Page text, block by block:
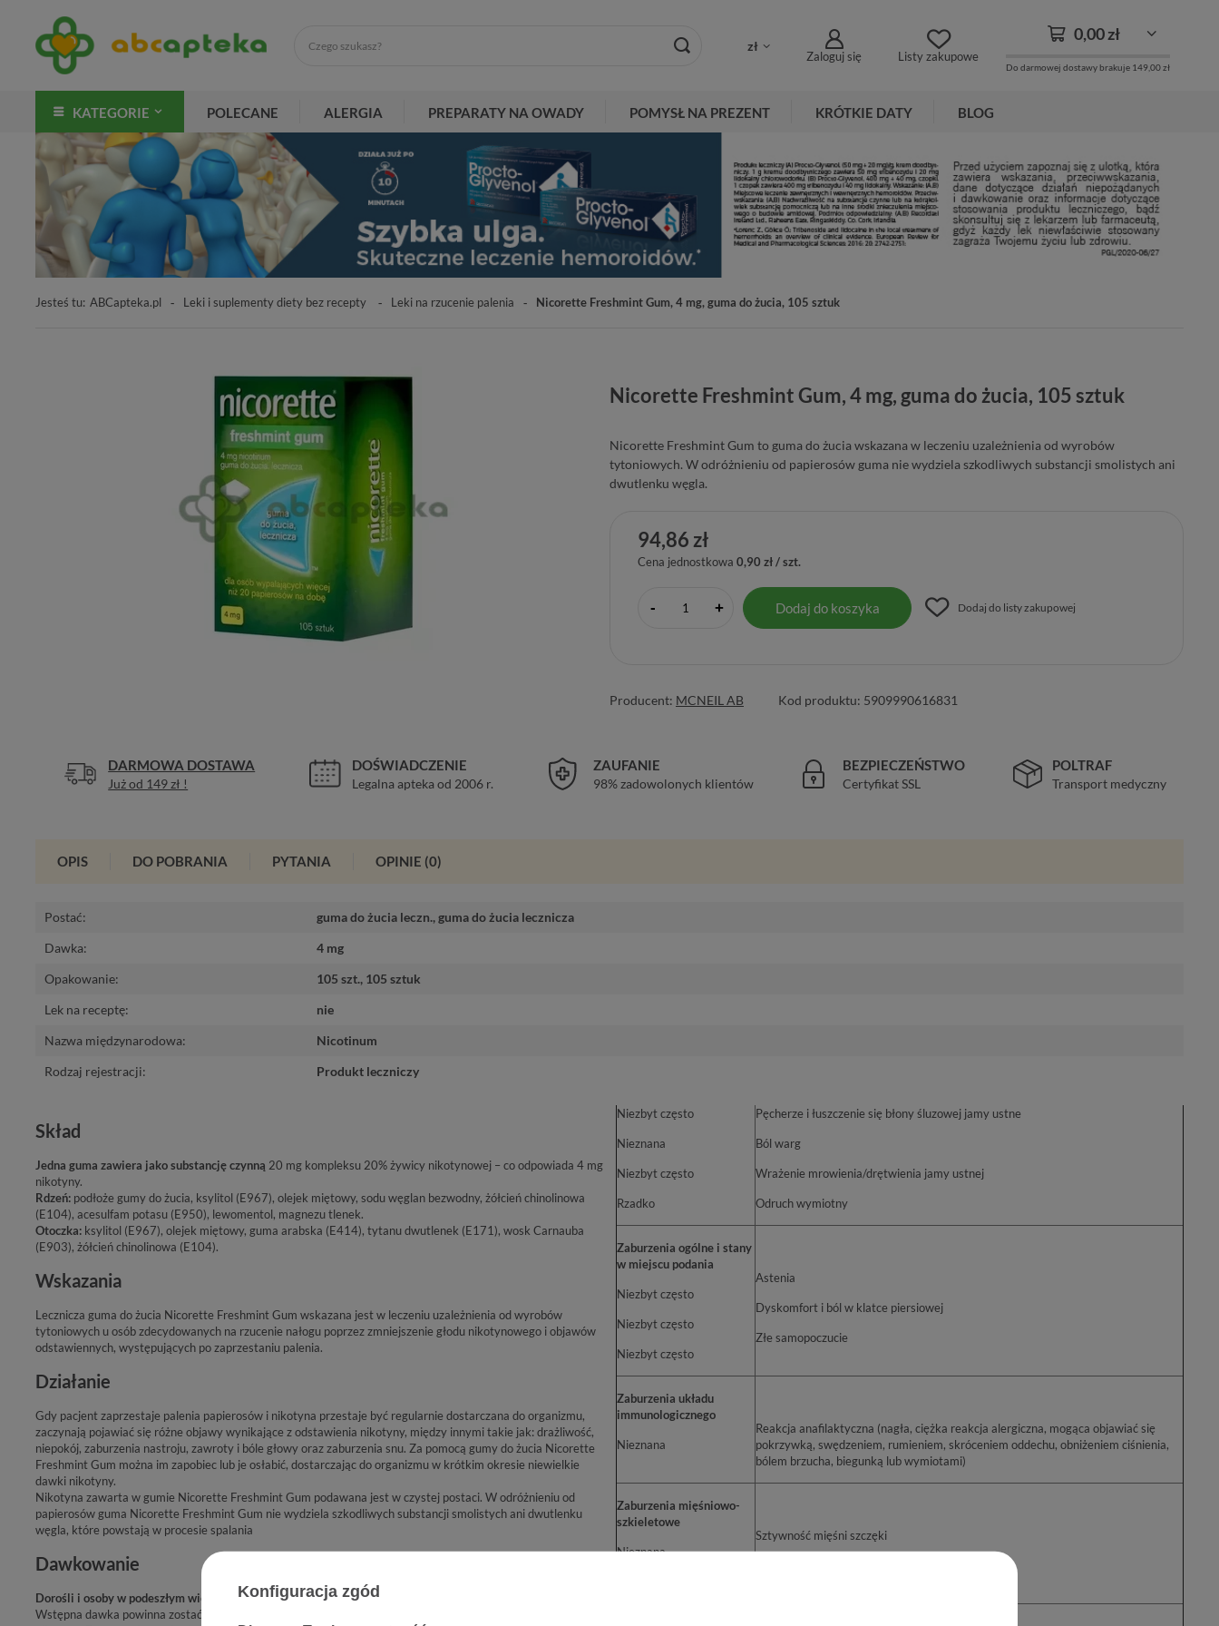
zł
Zaloguj się Listy zakupowe
0,00 zł
Do darmowej dostawy brakuje 149,00 zł
KATEGORIE POLECANE ALERGIA PREPARATY NA OWADY POMYSŁ NA PREZENT KRÓTKIE DATY BLOG
Jesteś tu: ABCapteka.pl Leki i suplementy diety bez recepty Leki na rzucenie palenia Nicorette Freshmint Gum, 4 mg, guma do żucia, 105 sztuk
Nicorette Freshmint Gum, 4 mg, guma do żucia, 105 sztuk
Nicorette Freshmint Gum to guma do żucia wskazana w leczeniu uzależnienia od wyrobów
tytoniowych. W odróżnieniu od papierosów guma nie wydziela szkodliwych substancji smolistych ani
dwutlenku węgla.
94,86 zł
Cena jednostkowa 0,90 zł / szt.
- + Dodaj do koszyka Dodaj do listy zakupowej
Producent: MCNEIL AB Kod produktu: 5909990616831
DARMOWA DOSTAWA
Już od 149 zł !
DOŚWIADCZENIE
Legalna apteka od 2006 r.
ZAUFANIE
98% zadowolonych klientów
BEZPIECZEŃSTWO
Certyfikat SSL
POLTRAF
Transport medyczny
OPIS DO POBRANIA PYTANIA OPINIE (0)
Postać: guma do żucia leczn.,guma do żucia lecznicza
Dawka:
4 mg
Opakowanie: 105 szt., 105 sztuk
Lek na receptę:
nie
Nazwa międzynarodowa:
Nicotinum
Rodzaj rejestracji: Produkt leczniczy
Skład
Jedna guma zawiera jako substancję czynną 20 mg kompleksu 20% żywicy nikotynowej – co odpowiada 4 mg
nikotyny.
Rdzeń: podłoże gumy do żucia, ksylitol (E967), olejek miętowy, sodu węglan bezwodny, żółcień chinolinowa
(E104), acesulfam potasu (E950), lewomentol, magnezu tlenek.
Otoczka: ksylitol (E967), olejek miętowy, guma arabska (E414), tytanu dwutlenek (E171), wosk Carnauba
(E903), żółcień chinolinowa (E104).
Wskazania
Lecznicza guma do żucia Nicorette Freshmint Gum wskazana jest w leczeniu uzależnienia od wyrobów
tytoniowych u osób zdecydowanych na rzucenie nałogu poprzez zmniejszenie głodu nikotynowego i objawów
odstawiennych, występujących po zaprzestaniu palenia.
Działanie
Gdy pacjent zaprzestaje palenia papierosów i nikotyna przestaje być regularnie dostarczana do organizmu,
zaczynają pojawiać się różne objawy wynikające z odstawienia nikotyny, między innymi takie jak: drażliwość,
niepokój, zaburzenia nastroju, zawroty i bóle głowy oraz zaburzenia snu. Za pomocą gumy do żucia Nicorette
Freshmint Gum można im zapobiec lub je osłabić, dostarczając do organizmu w krótkim okresie niewielkie
dawki nikotyny.
Nikotyna zawarta w gumie Nicorette Freshmint Gum podawana jest w czystej postaci. W odróżnieniu od
papierosów guma Nicorette Freshmint Gum nie wydziela szkodliwych substancji smolistych ani dwutlenku
węgla, które powstają w procesie spalania
Dawkowanie
Dorośli i osoby w podeszłym wieku
Wstępna dawka powinna zostać ustalona indywidualnie w zależności od stopnia uzależnienia pacjenta od
Niezbyt często
Nieznana
Niezbyt często
Rzadko
Pęcherze i łuszczenie się błony śluzowej jamy ustne
Ból warg
Wrażenie mrowienia/drętwienia jamy ustnej
Odruch wymiotny
Zaburzenia ogólne i stany
w miejscu podania
Niezbyt często
Niezbyt często
Niezbyt często
Astenia
Dyskomfort i ból w klatce piersiowej
Złe samopoczucie
Zaburzenia układu
immunologicznego
Nieznana
Reakcja anafilaktyczna (nagła, ciężka reakcja alergiczna, mogąca objawiać się
pokrzywką, swędzeniem, rumieniem, skróceniem oddechu, obniżeniem ciśnienia,
bólem brzucha, biegunką lub wymiotami)
Zaburzenia mięśniowo-
szkieletowe
Nieznana
Sztywność mięśni szczęki
Konfiguracja zgód